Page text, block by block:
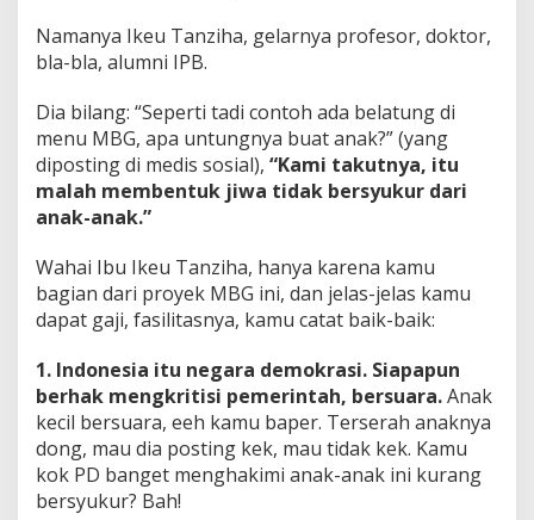
Namanya Ikeu Tanziha, gelarnya profesor, doktor,
bla-bla, alumni IPB.
Dia bilang: “Seperti tadi contoh ada belatung di
menu MBG, apa untungnya buat anak?” (yang
diposting di medis sosial), “Kami takutnya, itu
malah membentuk jiwa tidak bersyukur dari
anak-anak.”
Wahai Ibu Ikeu Tanziha, hanya karena kamu
bagian dari proyek MBG ini, dan jelas-jelas kamu
dapat gaji, fasilitasnya, kamu catat baik-baik:
1. Indonesia itu negara demokrasi. Siapapun
berhak mengkritisi pemerintah, bersuara.Anak
kecil bersuara, eeh kamu baper. Terserah anaknya
dong, mau dia posting kek, mau tidak kek. Kamu
kok PD banget menghakimi anak-anak ini kurang
bersyukur? Bah!